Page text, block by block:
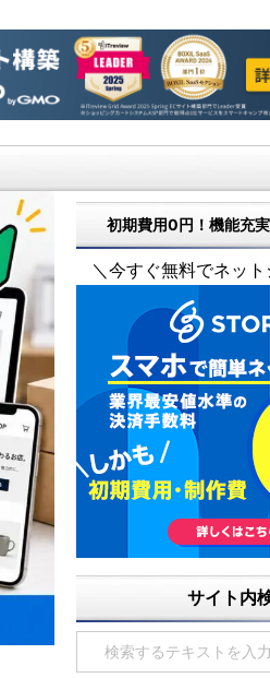
初期費用0円！機能充
＼今すぐ無料でネッ
サイト内